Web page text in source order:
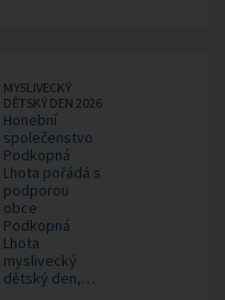
MYSLIVECKÝ
DĚTSKÝ DEN 2026
Honební
společenstvo
Podkopná
Lhota pořádá s
podporou
obce
Podkopná
Lhota
myslivecký
dětský den,…